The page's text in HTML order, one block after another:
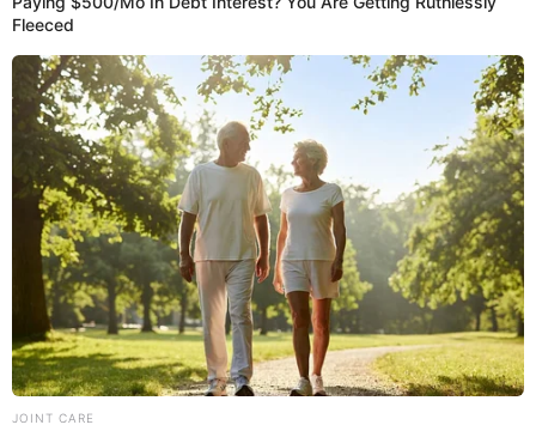
Zorro Run Run aparece en la av. Brasil y es la
sensación en el Desfile Militar: “Auuu”
Además de Chucky y Tiffany, el popular Zorro Run Run llamó la
atención con su peculiar personalidad en el Desfile Militar.
Redacción EP
Fiestas Patrias